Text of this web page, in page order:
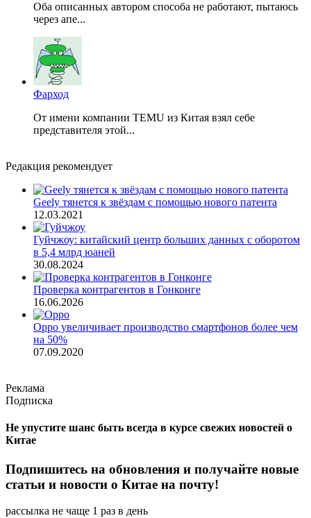
Оба описанных автором способа не работают, пытаюсь
через апе...
Фарход
От имени компании TEMU из Китая взял себе
представителя этой...
Редакция рекомендует
Geely тянется к звёздам с помощью нового патента
12.03.2021
Гуйчжоу: китайский центр больших данных с оборотом
в 5,4 млрд юаней
30.08.2024
Проверка контрагентов в Гонконге
16.06.2026
Oppo увеличивает производство смартфонов более чем
на 50%
07.09.2020
Реклама
Подписка
Не упустите шанс быть всегда в курсе свежих новостей о
Китае
Подпишитесь на обновления и получайте новые
статьи и новости о Китае на почту!
рассылка не чаще 1 раз в день